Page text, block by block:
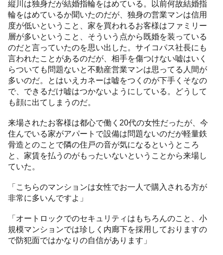
縦川は独身だが結婚指輪をはめている。以前何故結婚指
輪をはめているか聞いたのだが、独身の営業マンは信用
度が低いということ、家を買われるお客様はファミリー
層が多いということ、そういう点から既婚を装っている
のだと言っていたのを思い出した。サイコパス社長にも
言われたことがあるのだが、相手を傷つけない嘘はいく
らついても問題ないと不動産営業マンは思ってる人間が
多いのだ。とはいえカネーは嘘をつくのが下手くそなの
で、できるだけ嘘はつかないようにしている。どうして
も顔に出てしまうのだ。
来場されたお客様は都心で働く20代の女性だったが、今
住んでいる家がアパートで設備は問題ないのだが軽量鉄
骨造とのことで隣の住戸の音が気になるというところ
と、家賃を払うのがもったいないということから来場し
ていた。
「こちらのマンションは女性でお一人で購入される方が
非常に多いんですよ」
「オートロックでのセキュリティはもちろんのこと、小
規模マンションでは珍しく内廊下を採用しておりますの
で防犯面ではかなりの自信があります」